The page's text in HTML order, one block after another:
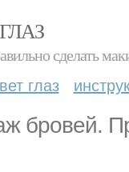
сделать
глаз
бровей.